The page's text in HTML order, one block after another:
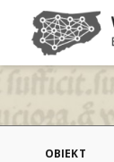
OBIEKT